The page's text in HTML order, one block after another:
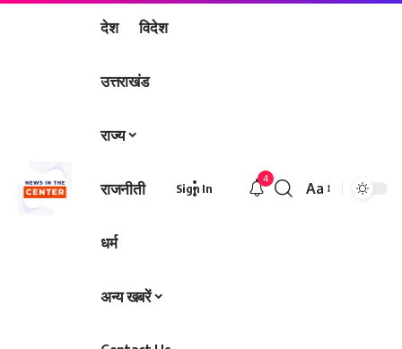
देश विदेश
उत्तराखंड
राज्य
राजनीती
धर्म
अन्य खबरें
Sign In
4
Font
Aa